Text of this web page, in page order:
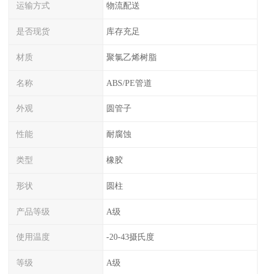
运输方式 物流配送
是否现货 库存充足
材质 聚氯乙烯树脂
名称 ABS/PE管道
外观 圆管子
性能 耐腐蚀
类型 橡胶
形状 圆柱
产品等级 A级
使用温度 -20-43摄氏度
等级 A级